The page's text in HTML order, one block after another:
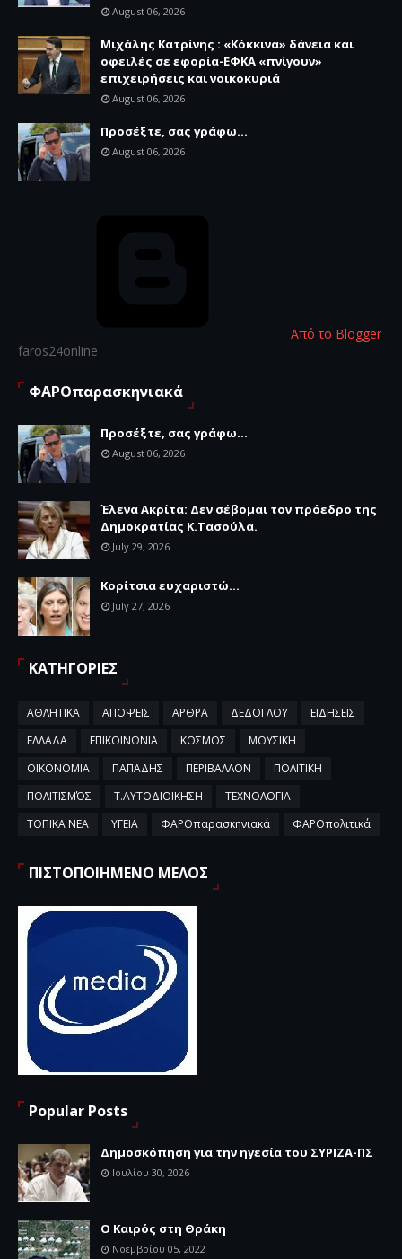
August 06, 2026
Μιχάλης Κατρίνης : «Κόκκινα» δάνεια και
οφειλές σε εφορία-ΕΦΚΑ «πνίγουν»
επιχειρήσεις και νοικοκυριά
August 06, 2026
Προσέξτε, σας γράφω...
August 06, 2026
Από το Blogger
faros24online
ΦΑΡΟπαρασκηνιακά
Προσέξτε, σας γράφω...
August 06, 2026
Έλενα Ακρίτα: Δεν σέβομαι τον πρόεδρο της
Δημοκρατίας Κ.Τασούλα.
July 29, 2026
Κορίτσια ευχαριστώ...
July 27, 2026
ΚΑΤΗΓΟΡΙΕΣ
ΑΘΛΗΤΙΚΑ ΑΠΟΨΕΙΣ ΑΡΘΡΑ ΔΕΔΟΓΛΟΥ
ΕΙΔΗΣΕΙΣ
ΕΛΛΑΔΑ
ΕΠΙΚΟΙΝΩΝΙΑ ΚΟΣΜΟΣ
ΜΟΥΣΙΚΗ
ΟΙΚΟΝΟΜΙΑ
ΠΑΠΑΔΗΣ ΠΕΡΙΒΑΛΛΟΝ
ΠΟΛΙΤΙΚΗ
ΠΟΛΙΤΙΣΜΌΣ
Τ.ΑΥΤΟΔΙΟΙΚΗΣΗ
ΤΕΧΝΟΛΟΓΙΑ
ΤΟΠΙΚΑ ΝΕΑ
ΥΓΕΙΑ ΦΑΡΟπαρασκηνιακά ΦΑΡΟπολιτικά
ΠΙΣΤΟΠΟΙΗΜΕΝΟ ΜΕΛΟΣ
Popular Posts
Δημοσκόπηση για την ηγεσία του ΣΥΡΙΖΑ-ΠΣ
Ιουλίου 30, 2026
Ο Καιρός στη Θράκη
Νοεμβρίου 05, 2022